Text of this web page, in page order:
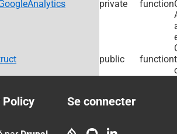
private function
public function
Policy Se connecter